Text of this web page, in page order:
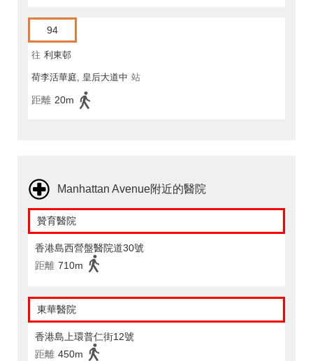
94
往 利東邨
荷李活華庭, 皇后大道中 站
距離 20m
Manhattan Avenue附近的醫院
贊育醫院
香港島西營盤醫院道30號
距離 710m
東華醫院
香港島上環普仁街12號
距離 450m